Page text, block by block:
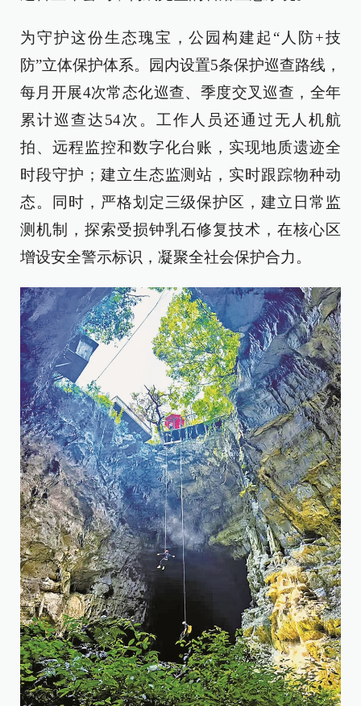
为守护这份生态瑰宝，公园构建起“人防+技
防”立体保护体系。园内设置5条保护巡查路线，
每月开展4次常态化巡查、季度交叉巡查，全年
累计巡查达54次。工作人员还通过无人机航
拍、远程监控和数字化台账，实现地质遗迹全
时段守护；建立生态监测站，实时跟踪物种动
态。同时，严格划定三级保护区，建立日常监
测机制，探索受损钟乳石修复技术，在核心区
增设安全警示标识，凝聚全社会保护合力。